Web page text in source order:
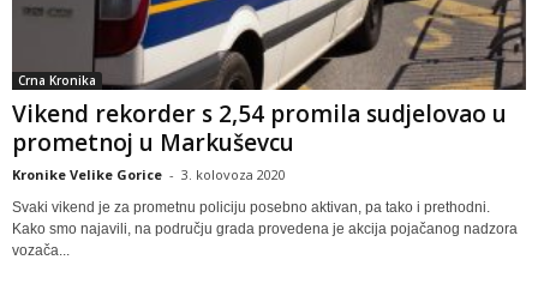
Crna Kronika
Vikend rekorder s 2,54 promila sudjelovao u
prometnoj u Markuševcu
Kronike Velike Gorice - 3. kolovoza 2020
Svaki vikend je za prometnu policiju posebno aktivan, pa tako i prethodni.
Kako smo najavili, na području grada provedena je akcija pojačanog nadzora
vozača...